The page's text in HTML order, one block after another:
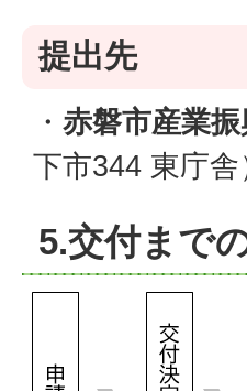
提出先
・ 赤磐市産業
下市344 東庁舎
5.交付まで